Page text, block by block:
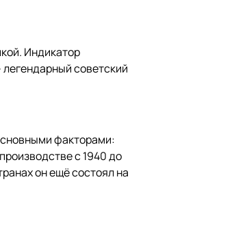
Индикатор
советский
факторами:
с 1940 до
он ещё состоял на